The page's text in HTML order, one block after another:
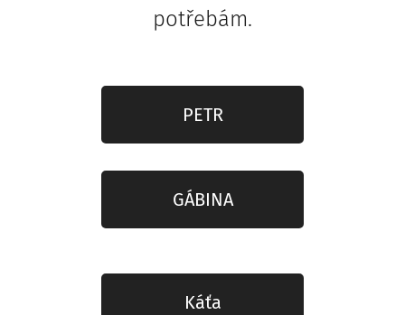
potřebám.
PETR
GÁBINA
Káťa